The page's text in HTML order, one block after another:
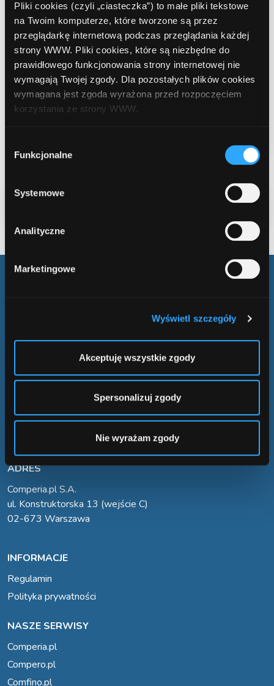
Pliki cookies (czyli „ciasteczka”) to małe pliki tekstowe
na Twoim komputerze, które tworzone są przez
przeglądarkę internetową podczas przeglądania każdej
strony WWW. Pliki cookies, które są niezbędne do
prawidłowego funkcjonowania strony internetowej nie
wymagają Twojej zgody. Dla pozostałych plików cookies
wymagana jest zgoda wyrażona przed rozpoczęciem
korzystania ze strony WWW.
formy korzystania z plików cookies. Więcej:
Polityka
zgody
Funkcjonalne
Systemowe
Analityczne
Marketingowe
Wyświetl szczegóły
Akceptuję wszystkie zgody
Spersonalizuj zgody
Nie wyrażam zgody
2026-06-03 16:42:44
Nowa kampania – VeloBank
Lokata Mobilna na Start
2026-06-03 15:04:35
Zakończenie konkursu: PKO Bank
Polski – Konto firmowe
2026-06-01 10:00:45
INFORMACJE
Regulamin
Polityka prywatności
NASZE SERWISY
Comperia.pl
Compero.pl
Comfino.pl
ADRES
Comperia.pl S.A.
ul. Konstruktorska 13 (wejście C)
02-673 Warszawa